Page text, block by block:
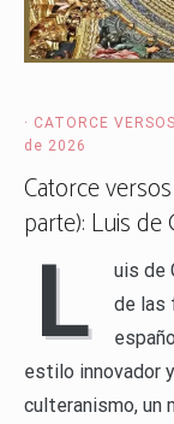
· CATORCE VERSOS
de 2026
Catorce
parte): Luis
L
uis de
de las
estilo innovador
culteranismo, un